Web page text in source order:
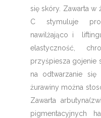
się skóry. Zawarta w
C stymuluje
nawilżająco i
elastyczność,
przyśpiesza gojenie
na odtwarzanie
żurawiny można
Zawarta
pigmentacyjnych